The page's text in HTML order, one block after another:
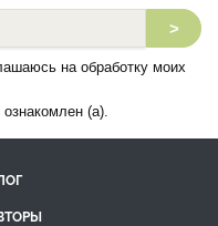
>
на обработку моих
ознакомлен (а).